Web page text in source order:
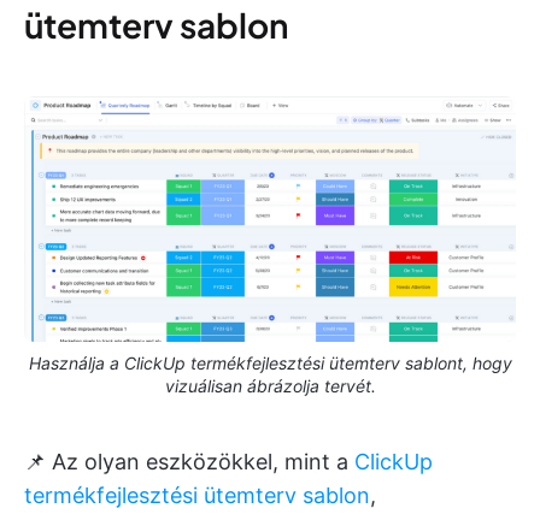
ütemterv sablon
Használja a ClickUp termékfejlesztési ütemterv sablont, hogy
vizuálisan ábrázolja tervét.
📌 Az olyan eszközökkel, mint a ClickUp
termékfejlesztési ütemterv sablon,